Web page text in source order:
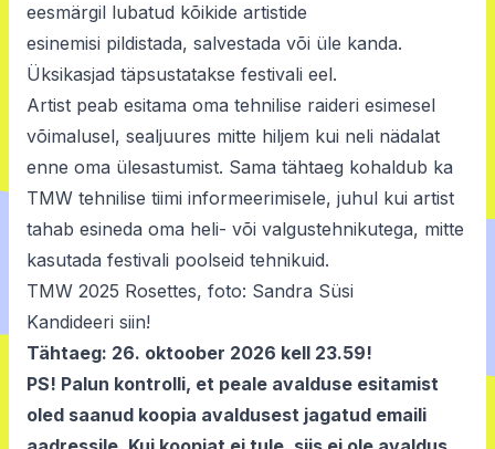
eesmärgil lubatud kõikide artistide
esinemisi pildistada, salvestada või üle kanda.
Üksikasjad täpsustatakse festivali eel.
Artist peab esitama oma tehnilise raideri esimesel
võimalusel, sealjuures mitte hiljem kui neli nädalat
enne oma ülesastumist. Sama tähtaeg kohaldub ka
TMW tehnilise tiimi informeerimisele, juhul kui artist
tahab esineda oma heli- või valgustehnikutega, mitte
kasutada festivali poolseid tehnikuid.
TMW 2025 Rosettes, foto: Sandra Süsi
Kandideeri siin!
Tähtaeg: 26. oktoober 2026 kell 23.59!
PS! Palun kontrolli, et peale avalduse esitamist
oled saanud koopia avaldusest jagatud emaili